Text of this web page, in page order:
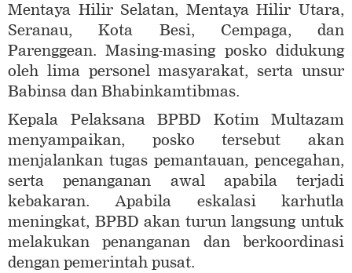
Mentaya Hilir Selatan, Mentaya Hilir Utara,
Seranau, Kota Besi, Cempaga, dan
Parenggean. Masing-masing posko didukung
oleh lima personel masyarakat, serta unsur
Babinsa dan Bhabinkamtibmas.
Kepala Pelaksana BPBD Kotim Multazam
menyampaikan, posko tersebut akan
menjalankan tugas pemantauan, pencegahan,
serta penanganan awal apabila terjadi
kebakaran. Apabila eskalasi karhutla
meningkat, BPBD akan turun langsung untuk
melakukan penanganan dan berkoordinasi
dengan pemerintah pusat.